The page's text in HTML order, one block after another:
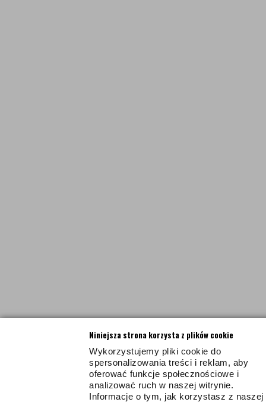
Niniejsza strona korzysta z plików cookie
Wykorzystujemy pliki cookie do
spersonalizowania treści i reklam, aby
oferować funkcje społecznościowe i
analizować ruch w naszej witrynie.
Informacje o tym, jak korzystasz z naszej